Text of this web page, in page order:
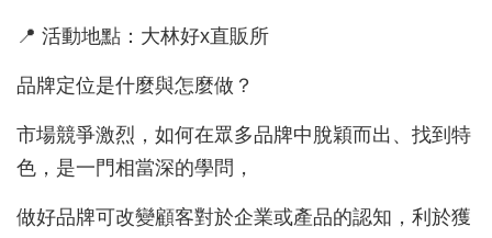
📍 活動地點：大林好x直販所
品牌定位是什麼與怎麼做？
市場競爭激烈，如何在眾多品牌中脫穎而出、找到特
色，是一門相當深的學問，
做好品牌可改變顧客對於企業或產品的認知，利於獲